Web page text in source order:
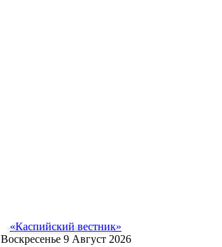
«Каспийский вестник»
Воскресенье 9 Август 2026